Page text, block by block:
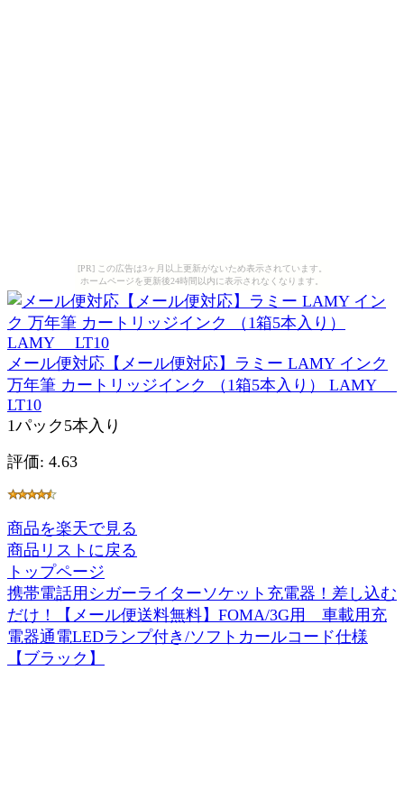
[PR] この広告は3ヶ月以上更新がないため表示されています。
ホームページを更新後24時間以内に表示されなくなります。
メール便対応【メール便対応】ラミー LAMY インク
万年筆 カートリッジインク （1箱5本入り） LAMY
LT10
1パック5本入り
評価: 4.63
商品を楽天で見る
商品リストに戻る
トップページ
携帯電話用シガーライターソケット充電器！差し込む
だけ！【メール便送料無料】FOMA/3G用 車載用充
電器通電LEDランプ付き/ソフトカールコード仕様
【ブラック】